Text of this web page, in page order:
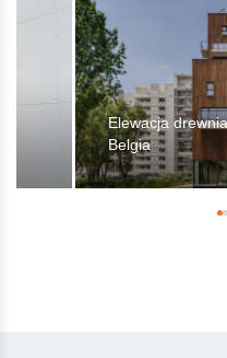
Elewacja
Belgia